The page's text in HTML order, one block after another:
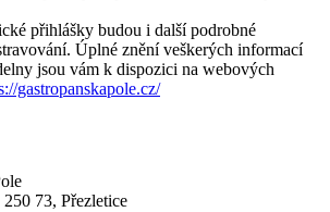
přihlášky budou i další podrobné
Úplné znění veškerých informací
jsou vám k dispozici na webových
gastropanskapole.cz/
73, Přezletice